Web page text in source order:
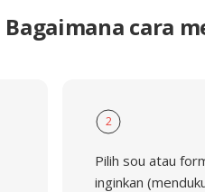
Bagaimana cara
2
Pilih sou atau
inginkan